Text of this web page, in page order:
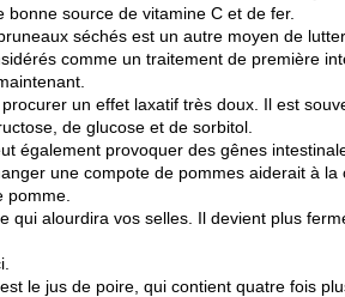
source de vitamine C et de fer.
séchés est un autre moyen de
comme un traitement de première
un effet laxatif très doux. Il est
de glucose et de sorbitol.
également provoquer des gênes
une compote de pommes aiderait à
pomme.
qui alourdira vos selles. Il devient plus
le jus de poire, qui contient quatre fois